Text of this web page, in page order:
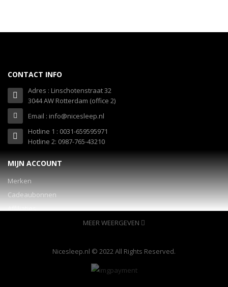
CONTACT INFO
Adres : Linschotenstraat 32
3044 AW Rotterdam (office 2)
Email : info@nicesleep.nl
Hotline 1 : 0031-659595971
Hotline 2: 0987-765-43210
MIJN ACCOUNT
Merken
Cadeaubonnen
Affiliaties
MEER WEERGEVEN
Nicesleep.nl © 2022 All Rights Reserved.